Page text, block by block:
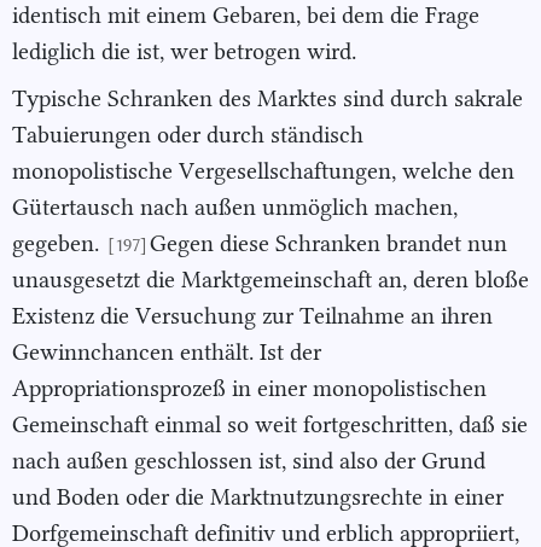
identisch mit einem Gebaren, bei dem die Frage
lediglich die ist, wer betrogen wird.
Typische Schranken des Marktes sind durch sakrale
Tabuierungen oder durch ständisch
monopolistische Vergesellschaftungen, welche den
Gütertausch nach außen unmöglich machen,
gegeben. [197] Gegen diese Schranken brandet nun
unausgesetzt die Marktgemeinschaft an, deren bloße
Existenz die Versuchung zur Teilnahme an ihren
Gewinnchancen enthält. Ist der
Appropriationsprozeß in einer monopolistischen
Gemeinschaft einmal so weit fortgeschritten, daß sie
nach außen geschlossen ist, sind also der Grund
und Boden oder die Marktnutzungsrechte in einer
Dorfgemeinschaft definitiv und erblich appropriiert,